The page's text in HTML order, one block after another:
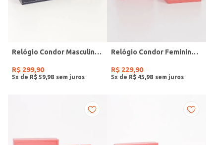
Relógio Condor Masculino PRETO
R$ 299,90
5x de R$ 59 98
Relógio Condor Feminino PRATA
R$ 229,90
5x de R$ 45 98